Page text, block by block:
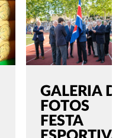
GALERIA DE
FOTOS
FESTA